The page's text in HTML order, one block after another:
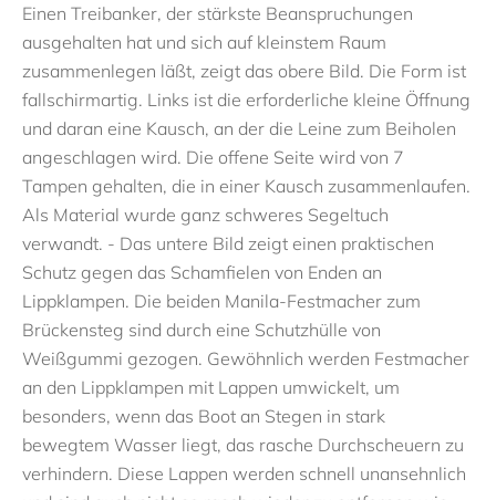
Einen Treibanker, der stärkste Beanspruchungen
ausgehalten hat und sich auf kleinstem Raum
zusammenlegen läßt, zeigt das obere Bild. Die Form ist
fallschirmartig. Links ist die erforderliche kleine Öffnung
und daran eine Kausch, an der die Leine zum Beiholen
angeschlagen wird. Die offene Seite wird von 7
Tampen gehalten, die in einer Kausch zusammenlaufen.
Als Material wurde ganz schweres Segeltuch
verwandt. - Das untere Bild zeigt einen praktischen
Schutz gegen das Schamfielen von Enden an
Lippklampen. Die beiden Manila-Festmacher zum
Brückensteg sind durch eine Schutzhülle von
Weißgummi gezogen. Gewöhnlich werden Festmacher
an den Lippklampen mit Lappen umwickelt, um
besonders, wenn das Boot an Stegen in stark
bewegtem Wasser liegt, das rasche Durchscheuern zu
verhindern. Diese Lappen werden schnell unansehnlich